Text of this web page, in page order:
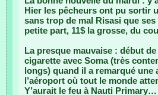
Hier les pêcheurs ont pu sortir
sans trop de mal Risasi que
petite part, 11$ la grosse, du
La presque mauvaise : début
cigarette avec Soma (très
longs) quand il a remarqué
l’aéroport où tout le monde
Y’aurait le feu à Nauti